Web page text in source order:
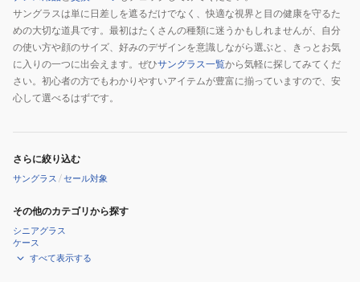
サングラスは単に日差しを遮るだけでなく、快適な視界と目の健康を守るた
めの大切な道具です。最初はたくさんの種類に迷うかもしれませんが、自分
の使い方や顔のサイズ、好みのデザインを意識しながら選ぶと、きっとお気
に入りの一つに出会えます。ぜひサングラス一覧から気軽に探してみてくだ
さい。初心者の方でもわかりやすいアイテムが豊富に揃っていますので、安
心して選べるはずです。
さらに絞り込む
サングラス /セール対象
その他のカテゴリから探す
シニアグラス
ケース
すべて表示する